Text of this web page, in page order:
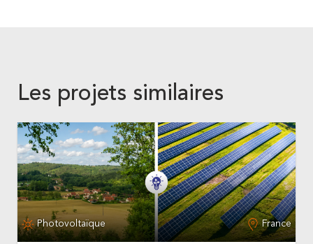
Les projets similaires
Photovoltaïque France